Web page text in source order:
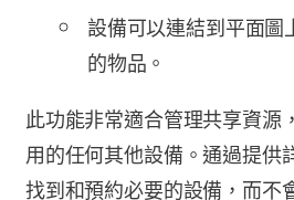
設備可以連結到平面圖
的物品。
此功能非常適合管理共享資源
用的任何其他設備。通過提供
找到和預約必要的設備，而不